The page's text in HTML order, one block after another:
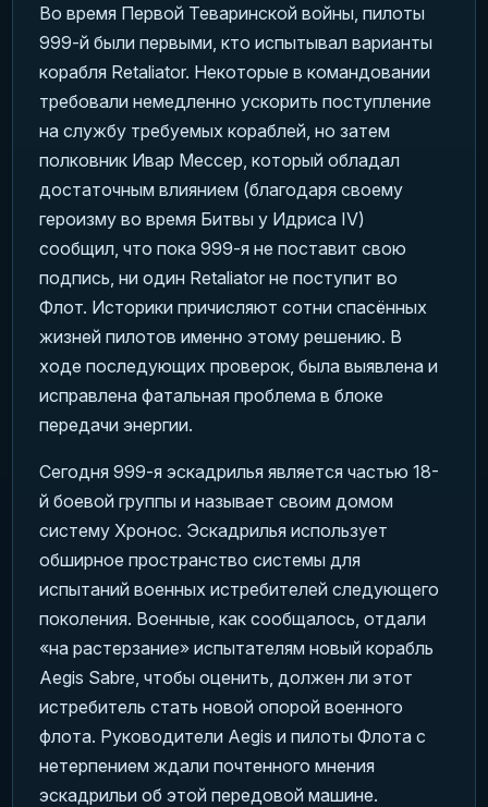
Во время Первой Теваринской войны, пилоты
999-й были первыми, кто испытывал варианты
корабля Retaliator. Некоторые в командовании
требовали немедленно ускорить поступление
на службу требуемых кораблей, но затем
полковник Ивар Мессер, который обладал
достаточным влиянием (благодаря своему
героизму во время Битвы у Идриса IV)
сообщил, что пока 999-я не поставит свою
подпись, ни один Retaliator не поступит во
Флот. Историки причисляют сотни спасённых
жизней пилотов именно этому решению. В
ходе последующих проверок, была выявлена и
исправлена фатальная проблема в блоке
передачи энергии.
Сегодня 999-я эскадрилья является частью 18-
й боевой группы и называет своим домом
систему Хронос. Эскадрилья использует
обширное пространство системы для
испытаний военных истребителей следующего
поколения. Военные, как сообщалось, отдали
«на растерзание» испытателям новый корабль
Aegis Sabre, чтобы оценить, должен ли этот
истребитель стать новой опорой военного
флота. Руководители Aegis и пилоты Флота с
нетерпением ждали почтенного мнения
эскадрильи об этой передовой машине.